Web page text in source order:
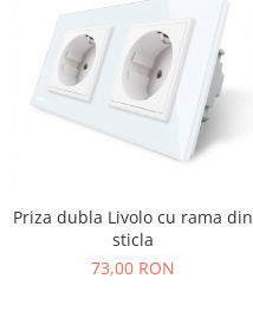
Priza dubla Livolo cu rama din
sticla
73,00 RON